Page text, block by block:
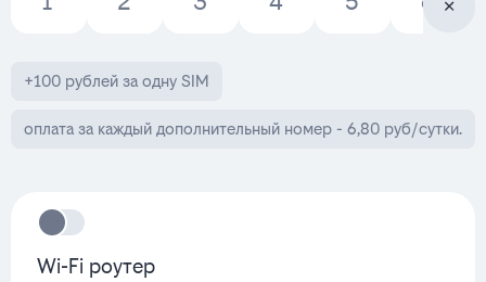
+100 рублей за одну SIM
оплата за каждый дополнительный номер - 6,80 руб/сутки.
Wi-Fi роутер